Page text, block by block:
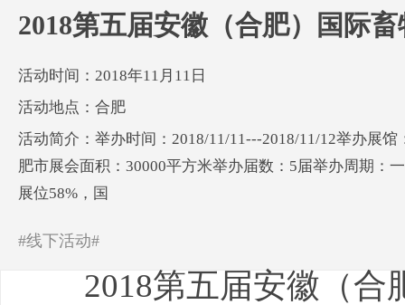
2018第五届安徽（合肥）国际
活动时间：2018年11月11日
活动地点：合肥
活动简介：举办时间：2018/11/11---2018/11/12举办展
肥市展会面积：30000平方米举办届数：5届举办周期：
展位58%，国
#线下活动#
2018第五届安徽（合